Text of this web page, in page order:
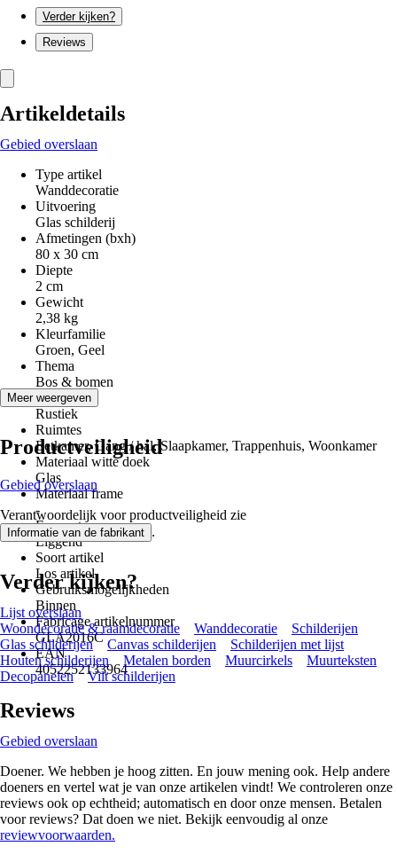
Verder kijken?
Reviews
Artikeldetails
Gebied overslaan
Type artikel
Wanddecoratie
Uitvoering
Glas schilderij
Afmetingen (bxh)
80 x 30 cm
Diepte
2 cm
Gewicht
2,38 kg
Kleurfamilie
Groen, Geel
Thema
Bos & bomen
Stijl
Rustiek
Ruimtes
Eetkamer, Gang / hal, Slaapkamer, Trappenhuis, Woonkamer
Materiaal witte doek
Glas
Materiaal frame
-
Formaat
Liggend
Soort artikel
Los artikel
Gebruiksmogelijkheden
Binnen
Fabricage artikelnummer
GLA2016C
EAN
4052252133964
Meer weergeven
Productveiligheid
Gebied overslaan
Verantwoordelijk voor productveiligheid zie
Informatie van de fabrikant .
Verder kijken?
Lijst overslaan
Woondecoratie & raamdecoratie
Wanddecoratie
Schilderijen
Glas schilderijen
Canvas schilderijen
Schilderijen met lijst
Houten schilderijen
Metalen borden Muurcirkels
Muurteksten
Decopanelen
Vilt schilderijen
Reviews
Gebied overslaan
Doener. We hebben je hoog zitten. En jouw mening ook. Help andere
doeners en vertel wat je van onze artikelen vindt! We controleren onze
reviews ook op echtheid; automatisch en door onze mensen. Betalen
voor reviews? Dat doen we niet. Bekijk eenvoudig al onze
reviewvoorwaarden.